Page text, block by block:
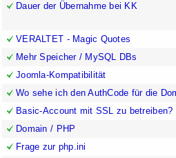
Dauer der Übernahme bei KK
VERALTET - Magic Quotes
Mehr Speicher / MySQL DBs
Joomla-Kompatibilität
Wo sehe ich den AuthCode für die
Basic-Account mit SSL zu betreiben?
Domain / PHP
Frage zur php.ini